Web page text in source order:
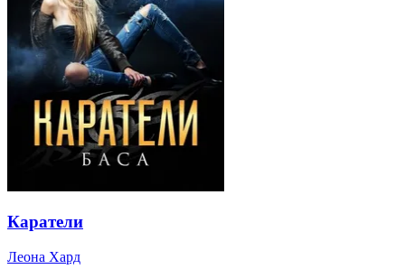
Каратели
Леона Хард